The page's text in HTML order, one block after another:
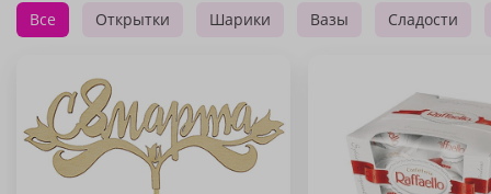
Все Открытки Шарики Вазы Сладости